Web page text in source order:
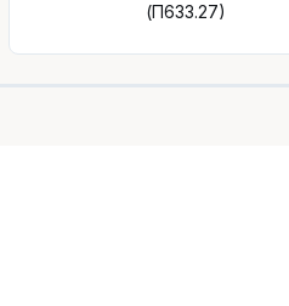
(П633.27)